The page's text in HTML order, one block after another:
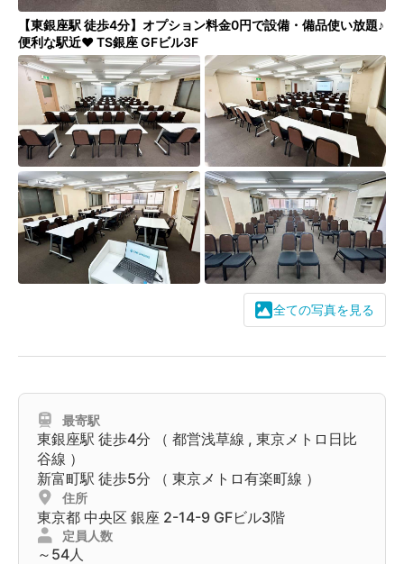
【東銀座駅 徒歩4分】オプション料金0円で設備・備品使い放題♪
便利な駅近♥ TS銀座 GFビル3F
全ての写真を見る
最寄駅
東銀座駅 徒歩4分 （ 都営浅草線 , 東京メトロ日比
谷線 ）
新富町駅 徒歩5分 （ 東京メトロ有楽町線 ）
住所
東京都 中央区 銀座 2-14-9 GFビル3階
定員人数
～54人